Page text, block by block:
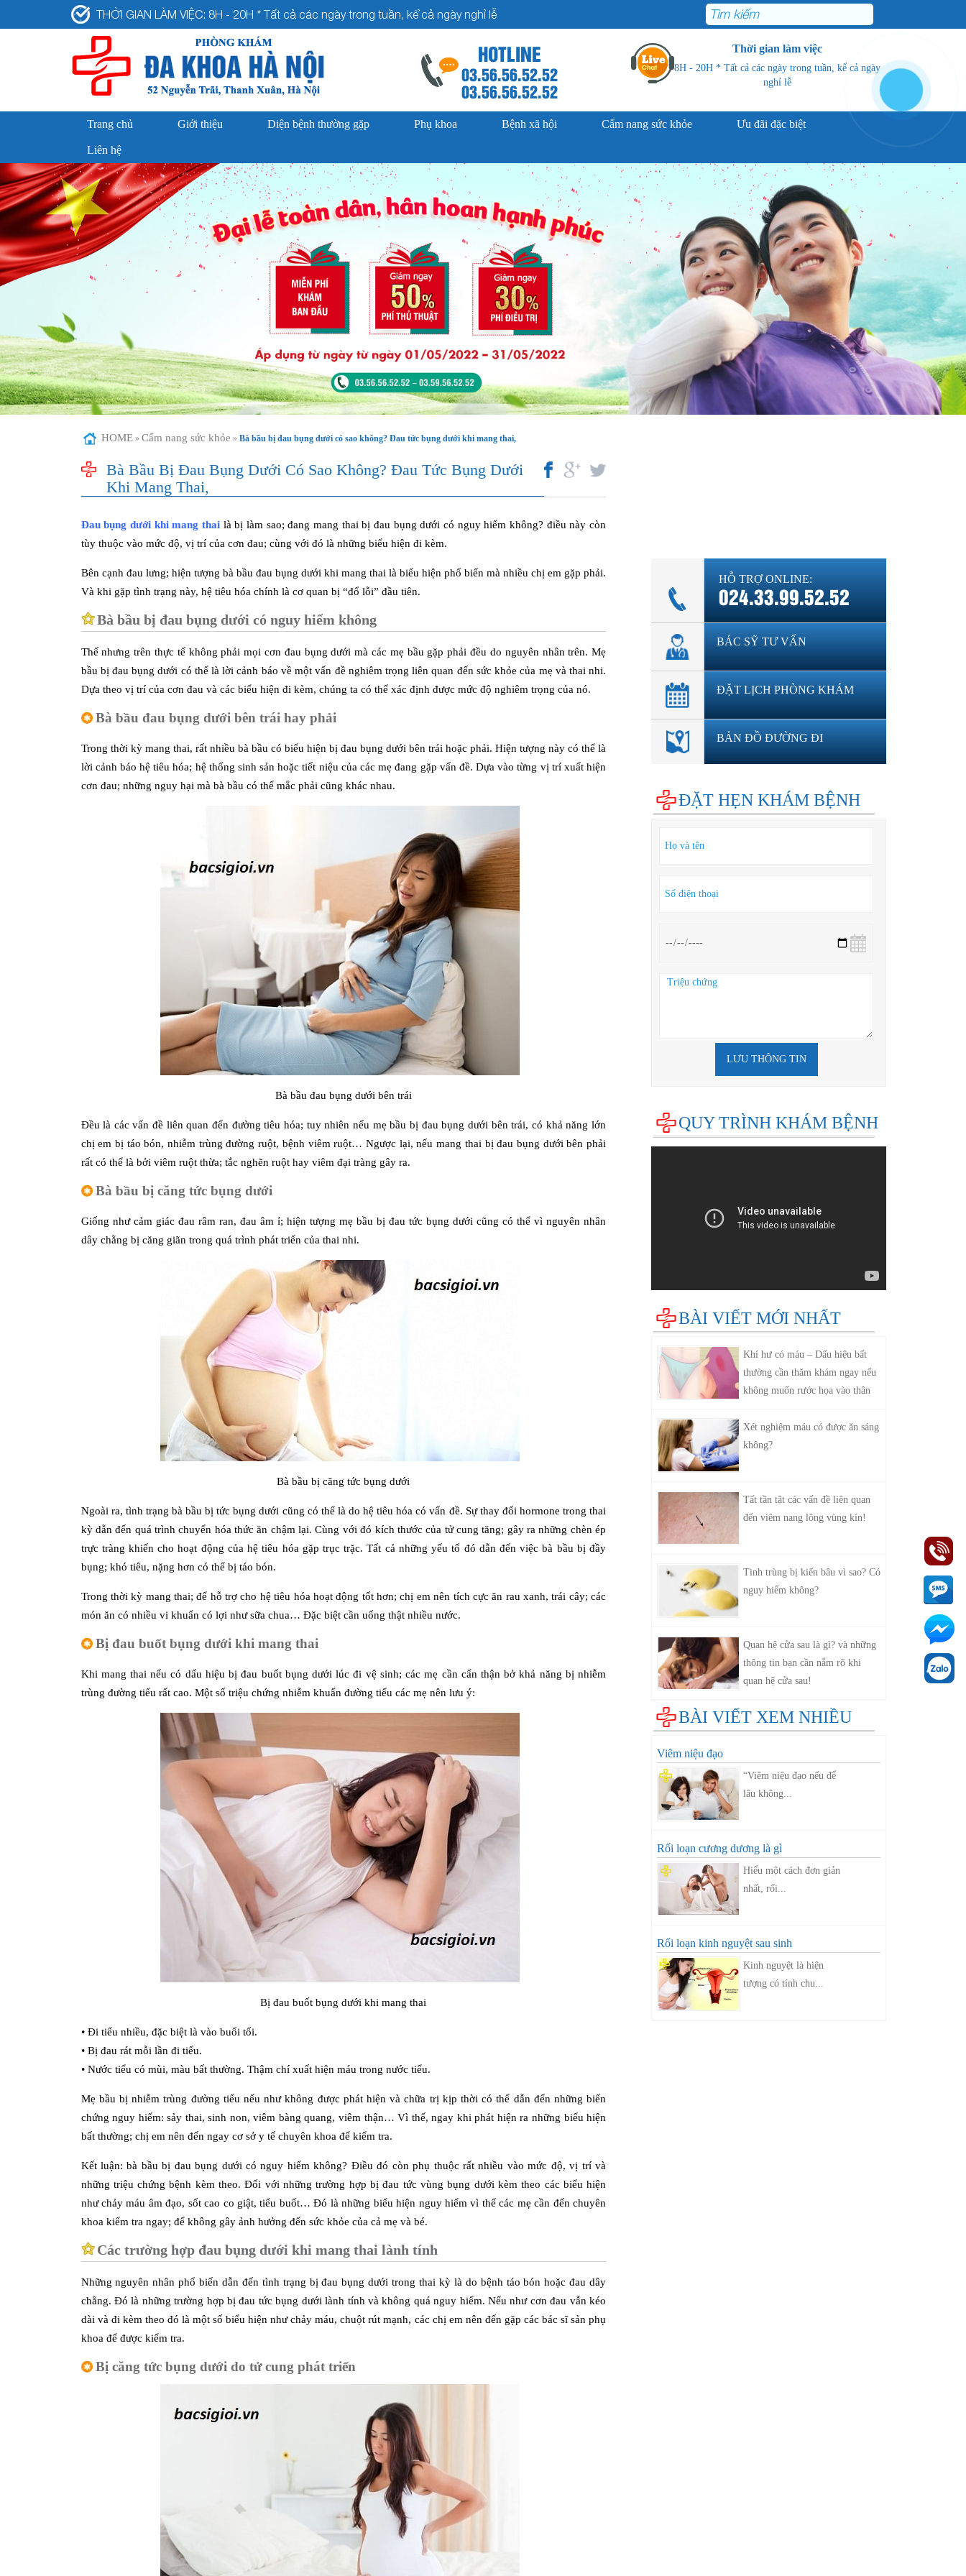
THỜI GIAN LÀM VIỆC: 8H - 20H * Tất cả các ngày trong tuần, kể cả ngày nghỉ lễ
HOTLINE
03.56.56.52.52
03.56.56.52.52
Thời gian làm việc
8H - 20H * Tất cả các ngày trong tuần, kể cả ngày
nghỉ lễ
Trang chủ Giới thiệu Diện bệnh thường gặp Phụ khoa Bệnh xã hội Cẩm nang sức khỏe Ưu đãi đặc biệt
Liên hệ
HOME» Cẩm nang sức khỏe » Bà bầu bị đau bụng dưới có sao không? Đau tức bụng dưới khi mang thai,
Bà Bầu Bị Đau Bụng Dưới Có Sao Không? Đau Tức Bụng Dưới
Khi Mang Thai,
Đau bụng dưới khi mang thailà bị làm sao; đang mang thai bị đau bụng dưới có nguy hiểm không? điều này còn
tùy thuộc vào mức độ, vị trí của cơn đau; cùng với đó là những biểu hiện đi kèm.
Bên cạnh đau lưng; hiện tượng bà bầu đau bụng dưới khi mang thai là biểu hiện phổ biến mà nhiều chị em gặp phải.
Và khi gặp tình trạng này, hệ tiêu hóa chính là cơ quan bị “đổ lỗi” đầu tiên.
Bà bầu bị đau bụng dưới có nguy hiểm không
Thế nhưng trên thực tế không phải mọi cơn đau bụng dưới mà các mẹ bầu gặp phải đều do nguyên nhân trên. Mẹ
bầu bị đau bụng dưới có thể là lời cảnh báo về một vấn đề nghiêm trọng liên quan đến sức khỏe của mẹ và thai nhi.
Dựa theo vị trí của cơn đau và các biểu hiện đi kèm, chúng ta có thể xác định được mức độ nghiêm trọng của nó.
Bà bầu đau bụng dưới bên trái hay phải
Trong thời kỳ mang thai, rất nhiều bà bầu có biểu hiện bị đau bụng dưới bên trái hoặc phải. Hiện tượng này có thể là
lời cảnh báo hệ tiêu hóa; hệ thống sinh sản hoặc tiết niệu của các mẹ đang gặp vấn đề. Dựa vào từng vị trí xuất hiện
cơn đau; những nguy hại mà bà bầu có thể mắc phải cũng khác nhau.
Bà bầu đau bụng dưới bên trái
Đều là các vấn đề liên quan đến đường tiêu hóa; tuy nhiên nếu mẹ bầu bị đau bụng dưới bên trái, có khả năng lớn
chị em bị táo bón, nhiễm trùng đường ruột, bệnh viêm ruột… Ngược lại, nếu mang thai bị đau bụng dưới bên phải
rất có thể là bởi viêm ruột thừa; tắc nghẽn ruột hay viêm đại tràng gây ra.
Bà bầu bị căng tức bụng dưới
Giống như cảm giác đau râm ran, đau âm ỉ; hiện tượng mẹ bầu bị đau tức bụng dưới cũng có thể vì nguyên nhân
dây chằng bị căng giãn trong quá trình phát triển của thai nhi.
Bà bầu bị căng tức bụng dưới
Ngoài ra, tình trạng bà bầu bị tức bụng dưới cũng có thể là do hệ tiêu hóa có vấn đề. Sự thay đổi hormone trong thai
kỳ dẫn đến quá trình chuyển hóa thức ăn chậm lại. Cùng với đó kích thước của tử cung tăng; gây ra những chèn ép
trực tràng khiến cho hoạt động của hệ tiêu hóa gặp trục trặc. Tất cả những yếu tố đó dẫn đến việc bà bầu bị đầy
bụng; khó tiêu, nặng hơn có thể bị táo bón.
Trong thời kỳ mang thai; để hỗ trợ cho hệ tiêu hóa hoạt động tốt hơn; chị em nên tích cực ăn rau xanh, trái cây; các
món ăn có nhiều vi khuẩn có lợi như sữa chua… Đặc biệt cần uống thật nhiều nước.
Bị đau buốt bụng dưới khi mang thai
Khi mang thai nếu có dấu hiệu bị đau buốt bụng dưới lúc đi vệ sinh; các mẹ cần cẩn thận bở khả năng bị nhiễm
trùng đường tiểu rất cao. Một số triệu chứng nhiễm khuẩn đường tiểu các mẹ nên lưu ý:
Bị đau buốt bụng dưới khi mang thai
• Đi tiểu nhiều, đặc biệt là vào buổi tối.
• Bị đau rát mỗi lần đi tiểu.
• Nước tiểu có mùi, màu bất thường. Thậm chí xuất hiện máu trong nước tiểu.
Mẹ bầu bị nhiễm trùng đường tiểu nếu như không được phát hiện và chữa trị kịp thời có thể dẫn đến những biến
chứng nguy hiểm: sảy thai, sinh non, viêm bàng quang, viêm thận… Vì thế, ngay khi phát hiện ra những biểu hiện
bất thường; chị em nên đến ngay cơ sở y tế chuyên khoa để kiểm tra.
Kết luận: bà bầu bị đau bụng dưới có nguy hiểm không? Điều đó còn phụ thuộc rất nhiều vào mức độ, vị trí và
những triệu chứng bệnh kèm theo. Đối với những trường hợp bị đau tức vùng bụng dưới kèm theo các biểu hiện
như chảy máu âm đạo, sốt cao co giật, tiểu buốt… Đó là những biểu hiện nguy hiểm vì thế các mẹ cần đến chuyên
khoa kiểm tra ngay; để không gây ảnh hưởng đến sức khỏe của cả mẹ và bé.
Các trường hợp đau bụng dưới khi mang thai lành tính
Những nguyên nhân phổ biến dẫn đến tình trạng bị đau bụng dưới trong thai kỳ là do bệnh táo bón hoặc đau dây
chằng. Đó là những trường hợp bị đau tức bụng dưới lành tính và không quá nguy hiểm. Nếu như cơn đau vẫn kéo
dài và đi kèm theo đó là một số biểu hiện như chảy máu, chuột rút mạnh, các chị em nên đến gặp các bác sĩ sản phụ
khoa để được kiểm tra.
Bị căng tức bụng dưới do tử cung phát triển
HỖ TRỢ ONLINE:
024.33.99.52.52
BÁC SỸ TƯ VẤN
ĐẶT LỊCH PHÒNG KHÁM
BẢN ĐỒ ĐƯỜNG ĐI
ĐẶT HẸN KHÁM BỆNH
LƯU THÔNG TIN
QUY TRÌNH KHÁM BỆNH
BÀI VIẾT MỚI NHẤT
Khí hư có máu – Dấu hiệu bất
thường cần thăm khám ngay nếu
không muốn rước họa vào thân
Xét nghiệm máu có được ăn sáng
không?
Tất tần tật các vấn đề liên quan
đến viêm nang lông vùng kín!
Tinh trùng bị kiến bâu vì sao? Có
nguy hiểm không?
Quan hệ cửa sau là gì? và những
thông tin bạn cần nắm rõ khi
quan hệ cửa sau!
BÀI VIẾT XEM NHIỀU
Viêm niệu đạo
“Viêm niệu đạo nếu để
lâu không...
Rối loạn cương dương là gì
Hiểu một cách đơn giản
nhất, rối...
Rối loạn kinh nguyệt sau sinh
Kinh nguyệt là hiện
tượng có tính chu...